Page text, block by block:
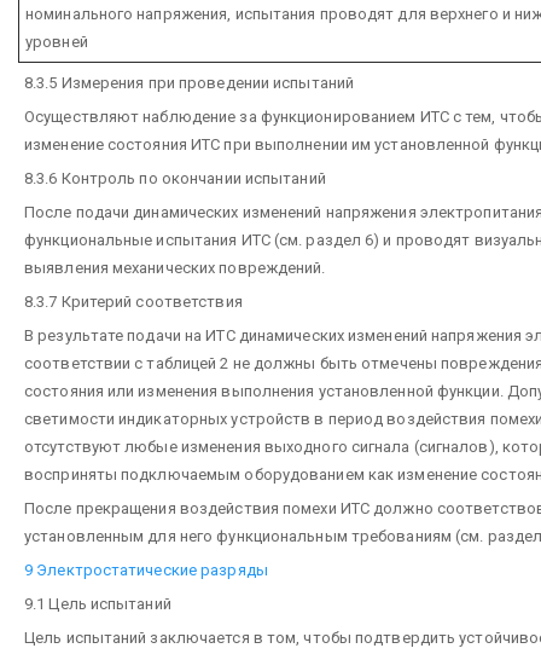
номинального напряжения, испытания проводят для верхнего и
уровней
8.3.5 Измерения при проведении испытаний
Осуществляют наблюдение за функционированием ИТС с тем,
изменение состояния ИТС при выполнении им установленной
8.3.6 Контроль по окончании испытаний
После подачи динамических изменений напряжения
функциональные испытания ИТС (см. раздел 6) и проводят
выявления механических повреждений.
8.3.7 Критерий соответствия
В результате подачи на ИТС динамических изменений напряжения
соответствии с таблицей 2 не должны быть отмечены
состояния или изменения выполнения установленной функции.
светимости индикаторных устройств в период воздействия
отсутствуют любые изменения выходного сигнала (сигналов),
восприняты подключаемым оборудованием как изменение
После прекращения воздействия помехи ИТС должно
установленным для него функциональным требованиям (см.
9 Электростатические разряды
9.1 Цель испытаний
Цель испытаний заключается в том, чтобы подтвердить